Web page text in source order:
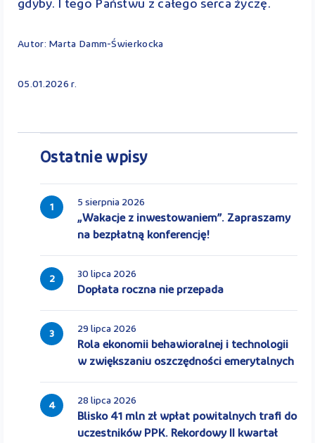
gdyby. I tego Państwu z całego serca życzę.
Autor: Marta Damm-Świerkocka
05.01.2026 r.
Ostatnie wpisy
1 5 sierpnia 2026
„Wakacje z inwestowaniem”. Zapraszamy
na bezpłatną konferencję!
2 30 lipca 2026
Dopłata roczna nie przepada
3 29 lipca 2026
Rola ekonomii behawioralnej i technologii
w zwiększaniu oszczędności emerytalnych
4 28 lipca 2026
Blisko 41 mln zł wpłat powitalnych trafi do
uczestników PPK. Rekordowy II kwartał